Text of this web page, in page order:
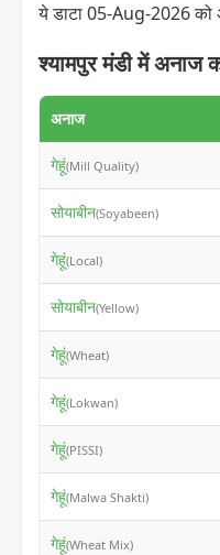
ये डाटा 05-Aug-2026 को
श्यामपुर मंडी में अनाज
अनाज
गेहूं(Mill Quality)
सोयाबीन(Soyabeen)
गेहूं(Local)
सोयाबीन(Yellow)
गेहूं(Wheat)
गेहूं(Lokwan)
गेहूं(PISSI)
गेहूं(Malwa Shakti)
गेहूं(Wheat Mix)